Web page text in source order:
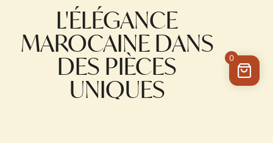
0
L'ÉLÉGANCE
MAROCAINE DANS
DES PIÈCES
UNIQUES